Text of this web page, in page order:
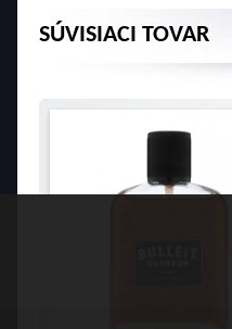
SÚVISIACI TOVAR